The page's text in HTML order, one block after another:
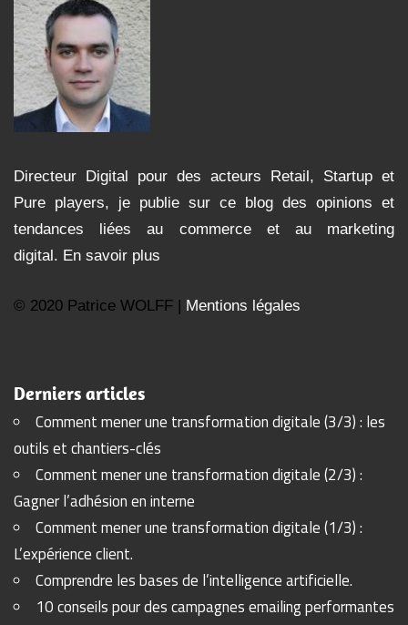
Directeur Digital pour des acteurs Retail, Startup et
Pure players, je publie sur ce blog des opinions et
tendances liées au commerce et au marketing
digital. En savoir plus
© 2020 Patrice WOLFF | Mentions légales
Derniers articles
Comment mener une transformation digitale (3/3) : les
outils et chantiers-clés
Comment mener une transformation digitale (2/3) :
Gagner l’adhésion en interne
Comment mener une transformation digitale (1/3) :
L’expérience client.
Comprendre les bases de l’intelligence artificielle.
10 conseils pour des campagnes emailing performantes